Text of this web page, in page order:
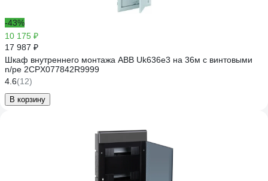
-43%
10 175 ₽
17 987 ₽
Шкаф внутреннего монтажа ABB Uk636e3 на 36м с винтовыми
n/pe 2CPX077842R9999
4.6(12)
В корзину